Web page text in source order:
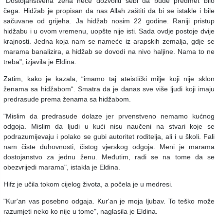
čega. Hidžab je propisan da nas Allah zaštiti da bi se istakle i bile
sačuvane od grijeha. Ja hidžab nosim 22 godine. Raniji pristup
hidžabu i u ovom vremenu, uopšte nije isti. Sada ovdje postoje dvije
krajnosti. Jedna koja nam se nameće iz arapskih zemalja, gdje se
marama banalizira, a hidžab se dovodi na nivo haljine. Nama to ne
treba", izjavila je Eldina.
Zatim, kako je kazala, “imamo taj ateistički milje koji nije sklon
ženama sa hidžabom“. Smatra da je danas sve više ljudi koji imaju
predrasude prema ženama sa hidžabom.
"Mislim da predrasude dolaze jer prvenstveno nemamo kućnog
odgoja. Mislim da ljudi u kući nisu naučeni na stvari koje se
podrazumijevaju i polako se gubi autoritet roditelja, ali i u školi. Fali
nam čiste duhovnosti, čistog vjerskog odgoja. Meni je marama
dostojanstvo za jednu ženu. Međutim, radi se na tome da se
obezvrijedi marama", istakla je Eldina.
Hifz je učila tokom cijelog života, a počela je u medresi.
"Kur'an vas posebno odgaja. Kur'an je moja ljubav. To teško može
razumjeti neko ko nije u tome", naglasila je Eldina.